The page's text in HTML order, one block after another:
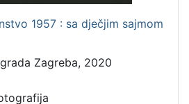
1957 : sa dječjim sajmom
Zagreba, 2020